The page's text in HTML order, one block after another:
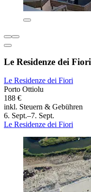
Le Residenze dei Fiori
Le Residenze dei Fiori
Porto Ottiolu
188 €
inkl. Steuern & Gebühren
6. Sept.–7. Sept.
Le Residenze dei Fiori